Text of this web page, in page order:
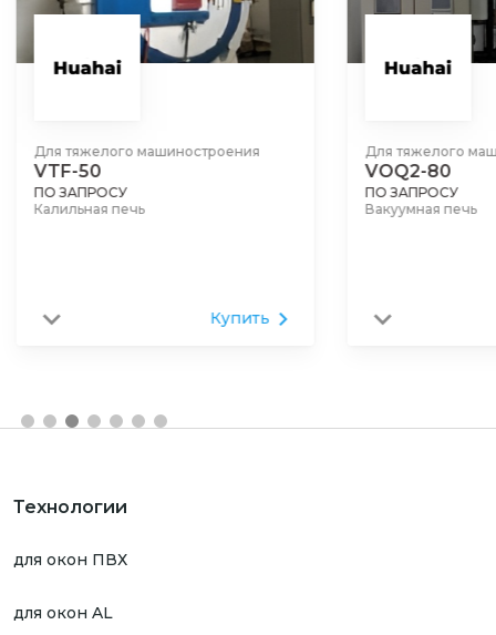
Для тяжелого машиностроения
VTF-50
ПО ЗАПРОСУ
Калильная печь
Купить
Для тяжелого
VOQ2-80
ПО ЗАПРОСУ
Вакуумная печь
Технологии
для окон ПВХ
для окон AL